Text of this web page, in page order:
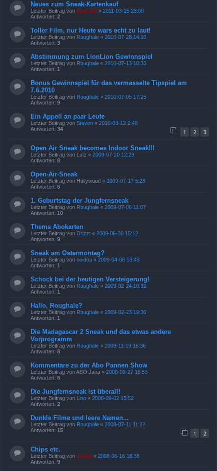
Neues zum Sneak-Kartenkauf
Letzter Beitrag von Kasi Mir « 2011-03-15 23:00
Antworten: 2
Toller Film, nur Heute wars echt zu laut!
Letzter Beitrag von Roughale « 2010-07-28 14:10
Antworten: 3
Abstimmung zum LionLion Gewinnspiel
Letzter Beitrag von Roughale « 2010-07-13 10:33
Antworten: 1
Bonus Gewinnspiel für das vermasselte Tipspiel am
7.6.2010
Letzter Beitrag von Roughale « 2010-07-05 17:25
Antworten: 9
Ein Appell an paar Leute
Letzter Beitrag von Steven « 2010-03-12 2:40
Antworten: 34 1 2 3
Open Air Sneak becomes Indoor Sneak!!!
Letzter Beitrag von Lutz « 2009-07-20 12:29
Antworten: 8
Open-Air-Sneak
Letzter Beitrag von Hollywood « 2009-07-17 5:28
Antworten: 6
1. Geburtstag der Jungfernsneak
Letzter Beitrag von Roughale « 2009-07-06 11:07
Antworten: 10
Thema Abokarten
Letzter Beitrag von Drizzt « 2009-06-30 15:12
Antworten: 9
Sneak am Ostermontag?
Letzter Beitrag von noidea « 2009-04-06 18:43
Antworten: 1
Schock bei der heutigen Versteigerung!
Letzter Beitrag von Roughale « 2009-02-24 10:32
Antworten: 1
Hallo, Roughale?
Letzter Beitrag von Roughale « 2009-02-23 19:30
Antworten: 1
Die Madagascar 2 Sneak und das etwas andere
Vorprogramm
Letzter Beitrag von Roughale « 2008-11-19 16:36
Antworten: 8
Kommentare zu der Abo Pannen Show
Letzter Beitrag vonABO Jana « 2008-09-27 16:53
Antworten: 6
Die Jungfernsneak ist überall!
Letzter Beitrag von Lino « 2008-09-02 15:52
Antworten: 2
Dunkle Filme und leere Namen...
Letzter Beitrag von Roughale « 2008-07-11 11:22
Antworten: 15 1 2
Chips etc.
Letzter Beitrag von emma « 2008-06-16 16:38
Antworten: 9